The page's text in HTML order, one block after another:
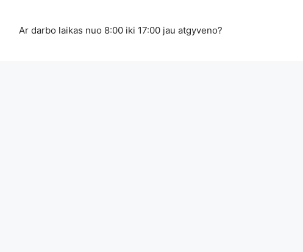
Ar darbo laikas nuo 8:00 iki 17:00 jau atgyveno?